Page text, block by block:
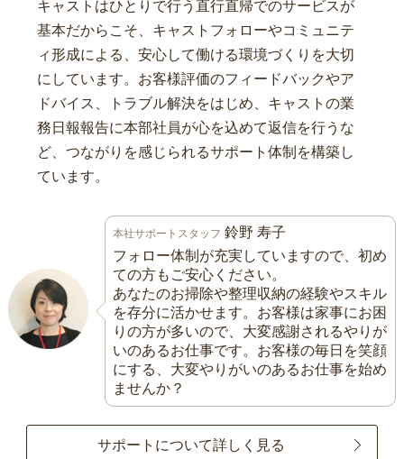
キャストはひとりで行う直行直帰でのサービスが
基本だからこそ、キャストフォローやコミュニテ
ィ形成による、安心して働ける環境づくりを大切
にしています。お客様評価のフィードバックやア
ドバイス、トラブル解決をはじめ、キャストの業
務日報報告に本部社員が心を込めて返信を行うな
ど、つながりを感じられるサポート体制を構築し
ています。
本社サポートスタッフ 鈴野 寿子
フォロー体制が充実していますので、初め
ての方もご安心ください。
あなたのお掃除や整理収納の経験やスキル
を存分に活かせます。お客様は家事にお困
りの方が多いので、大変感謝されるやりが
いのあるお仕事です。お客様の毎日を笑顔
にする、大変やりがいのあるお仕事を始め
ませんか？
サポートについて詳しく見る